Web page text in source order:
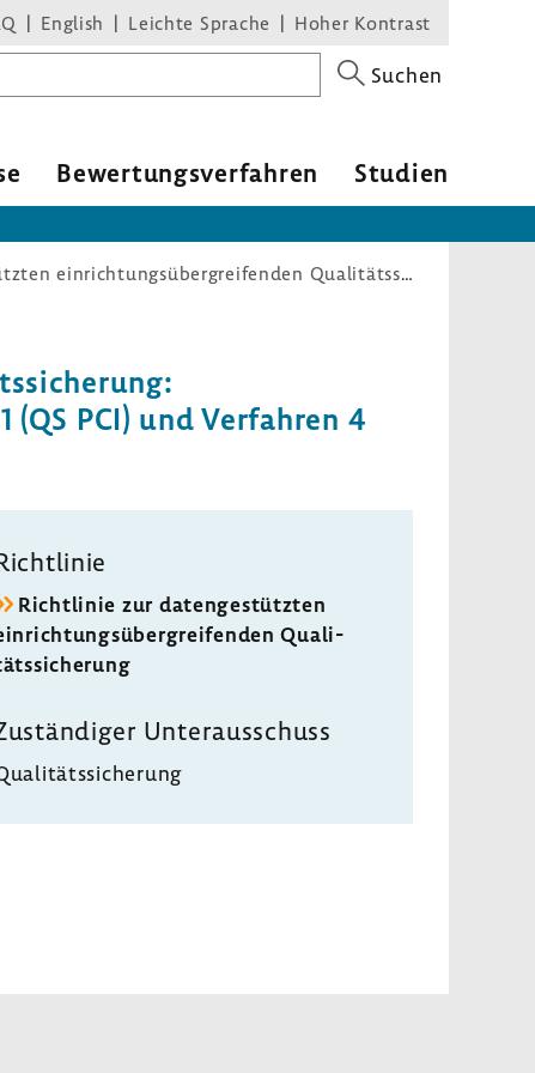
English Leichte Sprache Hoher Kontrast
Suchen
Bewer­tungs­ver­fahren Studien
Richtlinie zur datengestützten einrichtungsübergreifenden Qualitätssicherung: Prospektive Rechenregeln für das Erfassungsjahr 2021 zu Verfahren 1 (QS PCI) und Verfahren 4 (QS NET)
PCI) und Verfahren 4
Richt­linie zur daten­ge­stützten
Quali­
Unter­aus­schuss